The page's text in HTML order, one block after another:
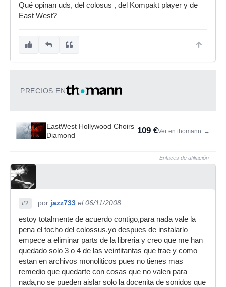
Qué opinan uds, del colosus , del Kompakt player y de
East West?
PRECIOS EN
EastWest Hollywood Choirs
Diamond
109 €Ver en thomann →
Enlaces de afiliación
#2 por jazz733 el 06/11/2008
estoy totalmente de acuerdo contigo,para nada vale la
pena el tocho del colossus.yo despues de instalarlo
empece a eliminar parts de la libreria y creo que me han
quedado solo 3 o 4 de las veintitantas que trae y como
estan en archivos monoliticos pues no tienes mas
remedio que quedarte con cosas que no valen para
nada,no se pueden aislar solo la docenita de sonidos que